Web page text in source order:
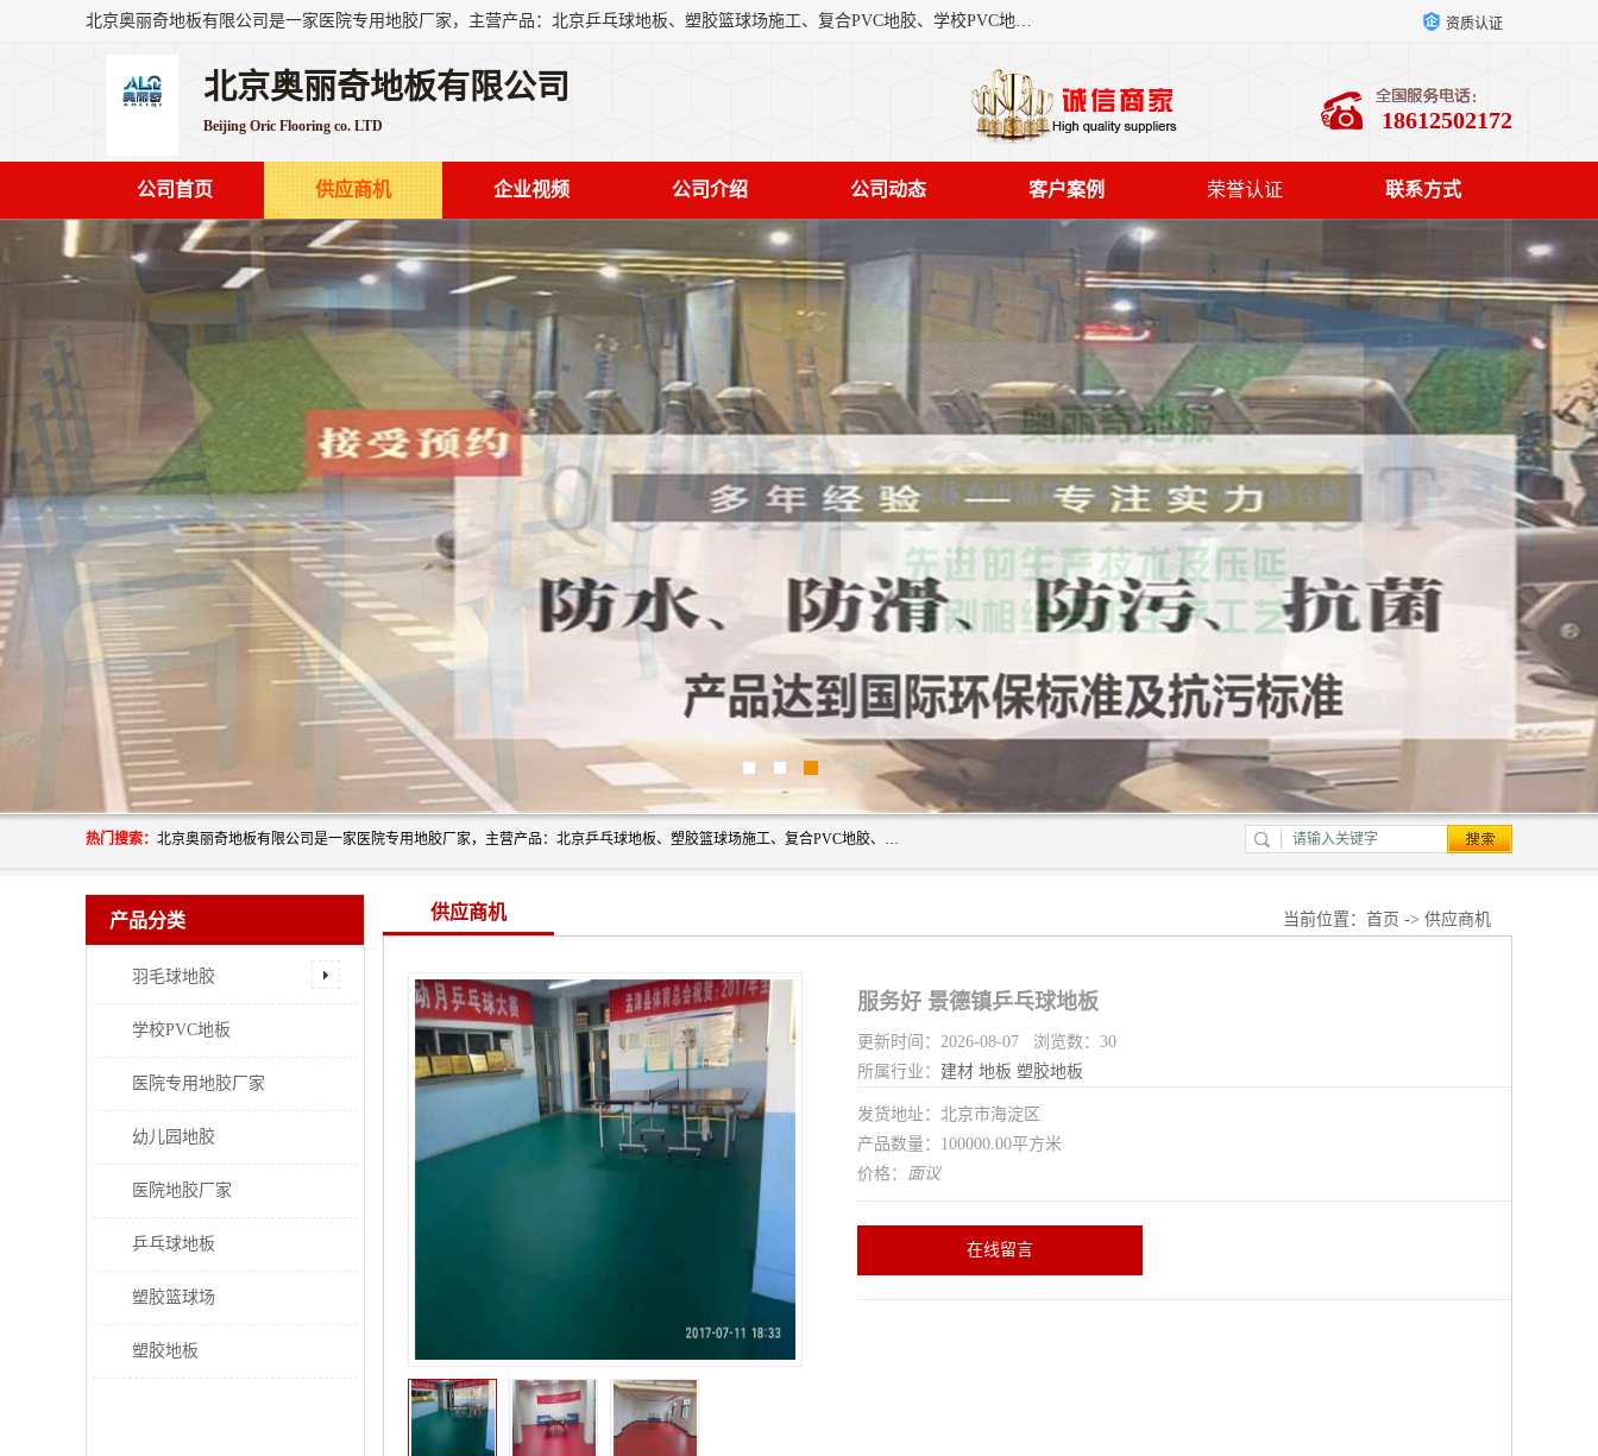
北京奥丽奇地板有限公司是一家医院专用地胶厂家，主营产品：北京乒乓球地板、塑胶篮球场施工、复合PVC地胶、学校PVC地板、幼儿园地胶等，奥丽奇是一家销售为一体PVC地板，塑胶地板为主的销售企业，公司所生产的PVC塑胶地板产品主要用于办公楼、医院、 机场、学校、幼儿园、商场、交通工具、宾馆、车站等公共场所。 资质认证
北京奥丽奇地板有限公司
Beijing Oric Flooring co. LTD 18612502172
公司首页 供应商机 企业视频 公司介绍 公司动态 客户案例 荣誉认证 联系方式
热门搜索： 北京奥丽奇地板有限公司是一家医院专用地胶厂家，主营产品：北京乒乓球地板、塑胶篮球场施工、复合PVC地胶、学校PVC地板、幼儿园地胶等，奥丽奇是一家销售为一体PVC地板，塑胶地板为主的销售企业，公司所生产的PVC塑胶地板产品主要用于办公楼、医院、 机场、学校、幼儿园、商场、交通工具、宾馆、车站等公共场所。
产品分类
羽毛球地胶
学校PVC地板
医院专用地胶厂家
幼儿园地胶
医院地胶厂家
乒乓球地板
塑胶篮球场
塑胶地板
供应商机 当前位置： 首页 -> 供应商机
服务好 景德镇乒乓球地板
更新时间：2026-08-07 浏览数：30
所属行业： 建材 地板 塑胶地板
发货地址：北京市海淀区
产品数量：100000.00平方米
价格： 面议
在线留言